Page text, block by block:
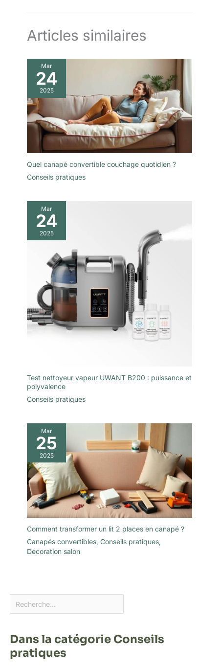
Articles similaires
Mar
24
2025
Quel canapé convertible couchage quotidien ?
Conseils pratiques
Mar
24
2025
Test nettoyeur vapeur UWANT B200 : puissance et
polyvalence
Conseils pratiques
Mar
25
2025
Comment transformer un lit 2 places en canapé ?
Canapés convertibles, Conseils pratiques,
Décoration salon
Dans la catégorie Conseils
pratiques